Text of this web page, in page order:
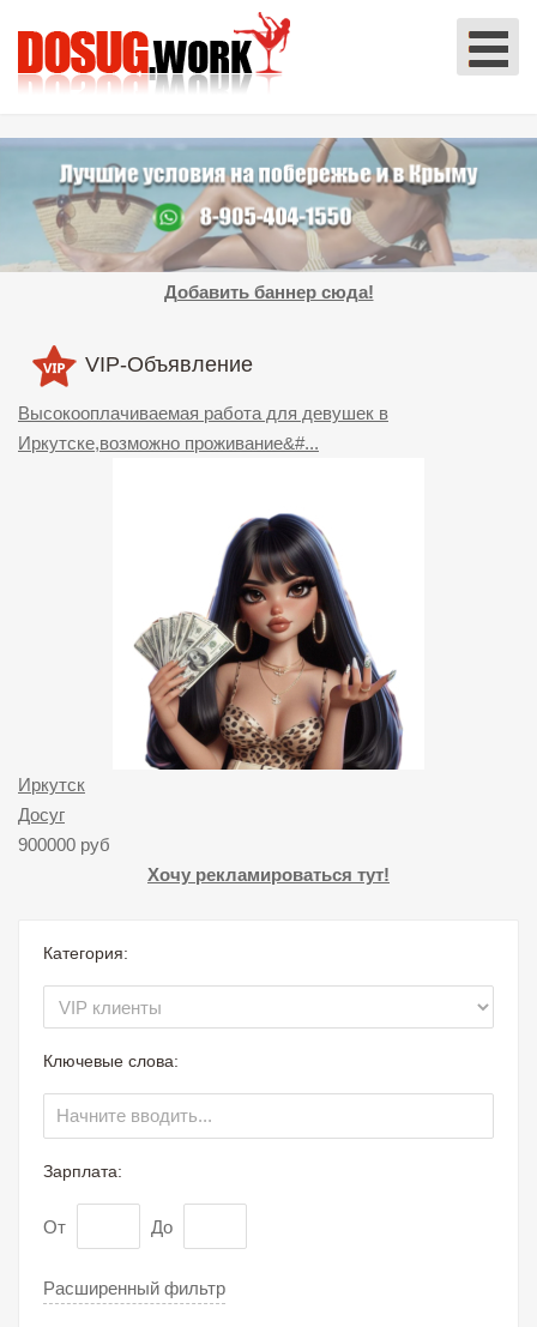
Добавить баннер сюда!
VIP-Объявление
Высокооплачиваемая работа для девушек в
Иркутске,возможно проживание&#...
Иркутск
Досуг
900000 руб
Хочу рекламироваться тут!
Категория:
Ключевые слова:
Зарплата:
От До
Расширенный фильтр